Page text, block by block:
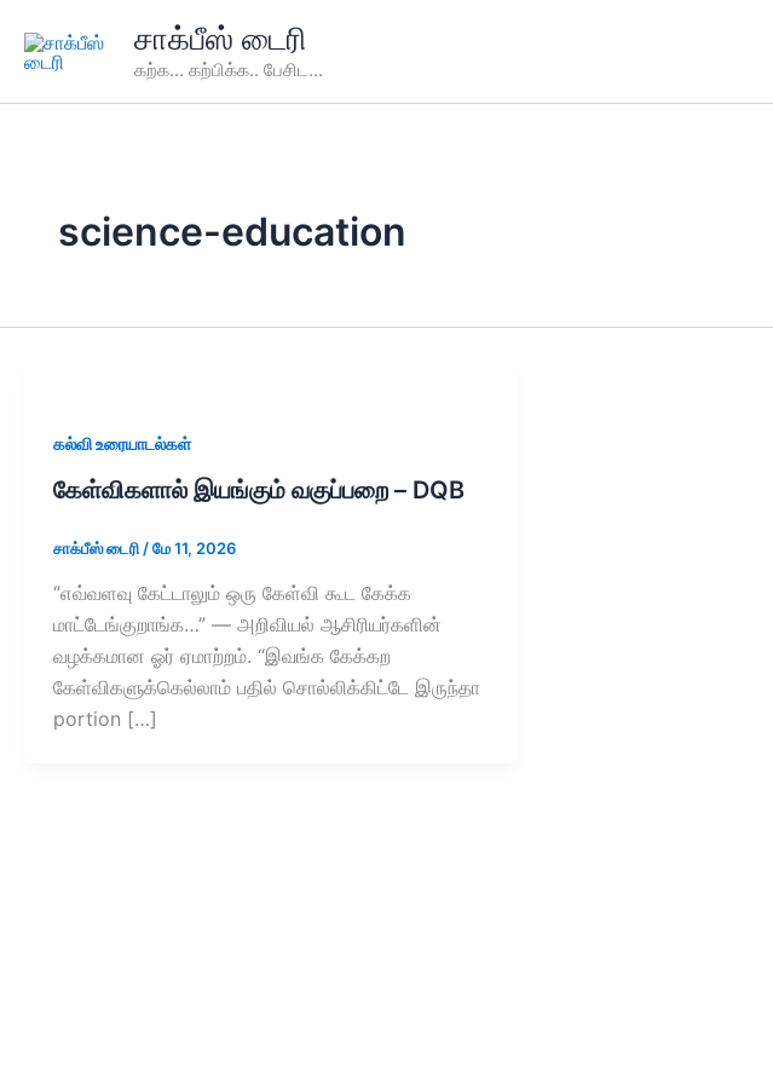
content
சாக்பீஸ் டைரி
கற்க... கற்பிக்க.. பேசிட...
science-education
கல்வி உரையாடல்கள்
கேள்விகளால் இயங்கும் வகுப்பறை – DQB
சாக்பீஸ் டைரி /மே 11, 2026
“எவ்வளவு கேட்டாலும் ஒரு கேள்வி கூட கேக்க
மாட்டேங்குறாங்க…” — அறிவியல் ஆசிரியர்களின்
வழக்கமான ஓர் ஏமாற்றம். “இவங்க கேக்கற
கேள்விகளுக்கெல்லாம் பதில் சொல்லிக்கிட்டே இருந்தா
portion […]